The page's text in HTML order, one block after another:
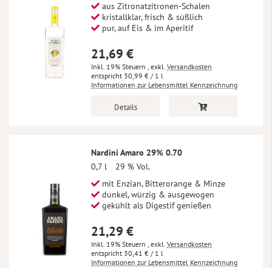
aus Zitronatzitronen-Schalen
kristallklar, frisch & süßlich
pur, auf Eis & im Aperitif
21,69 €
Inkl. 19% Steuern , exkl. Versandkosten
30,99 € / 1 l
Informationen zur Lebensmittel Kennzeichnung
Details
Nardini Amaro 29% 0.70
0,7 l
29 % Vol.
mit Enzian, Bitterorange & Minze
dunkel, würzig & ausgewogen
gekühlt als Digestif genießen
21,29 €
Inkl. 19% Steuern , exkl. Versandkosten
30,41 € / 1 l
Informationen zur Lebensmittel Kennzeichnung